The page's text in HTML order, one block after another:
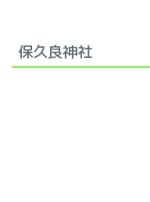
保久良神社